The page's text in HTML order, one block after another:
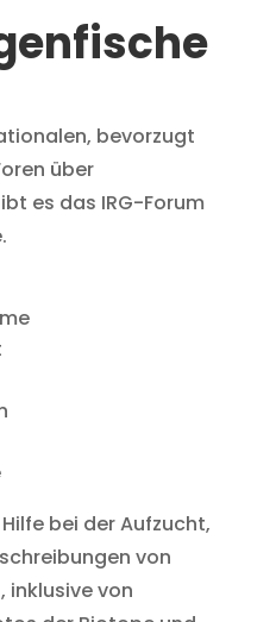
bevorzugt
über
es das IRG-Forum
bei der Aufzucht,
von
inklusive von